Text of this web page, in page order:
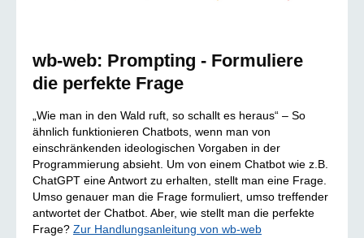
wb-web: Prompting - Formuliere
die perfekte Frage
„Wie man in den Wald ruft, so schallt es heraus“ – So
ähnlich funktionieren Chatbots, wenn man von
einschränkenden ideologischen Vorgaben in der
Programmierung absieht. Um von einem Chatbot wie z.B.
ChatGPT eine Antwort zu erhalten, stellt man eine Frage.
Umso genauer man die Frage formuliert, umso treffender
antwortet der Chatbot. Aber, wie stellt man die perfekte
Frage? Zur Handlungsanleitung von wb-web